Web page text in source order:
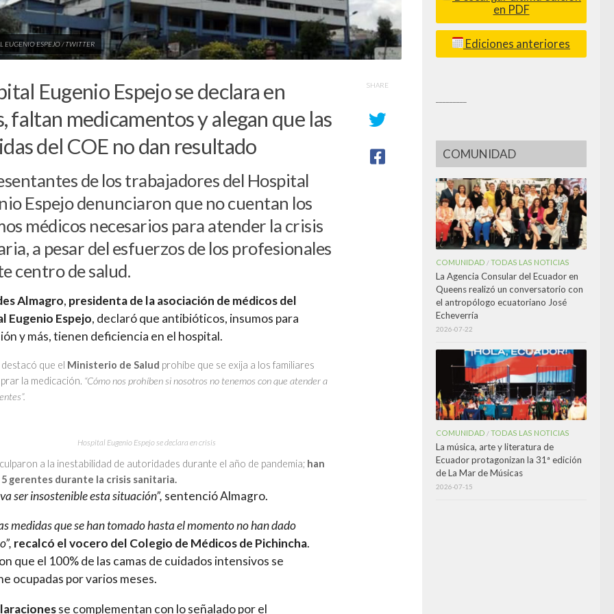
EUGENIO ESPEJO / TWITTER
Eugenio Espejo se declara en
faltan medicamentos y alegan que las
del COE no dan resultado
de los trabajadores del Hospital
Espejo denunciaron que no cuentan los
médicos necesarios para atender la crisis
a pesar del esfuerzos de los profesionales
centro de salud.
Almagro, presidenta de la asociación de médicos del
Eugenio Espejo, declaró que antibióticos, insumos para
y más, tienen deficiencia en el hospital.
destacó que el Ministerio de Salud prohíbe que se exija a los familiares
la medicación. “Cómo nos prohíben si nosotros no tenemos con que atender a
Hospital Eugenio Espejo se declara en crisis
a la inestabilidad de autoridades durante el año de pandemia; han
gerentes durante la crisis sanitaria.
ser insostenible esta situación”, sentenció Almagro.
medidas que se han tomado hasta el momento no han dado
recalcó el vocero del Colegio de Médicos de Pichincha.
que el 100% de las camas de cuidados intensivos se
ocupadas por varios meses.
se complementan con lo señalado por el
SHARE
en PDF
Ediciones anteriores
COMUNIDAD
COMUNIDAD /TODAS LAS NOTICIAS
La Agencia Consular del Ecuador en
Queens realizó un conversatorio con
el antropólogo ecuatoriano José
Echeverría
2026-07-22
COMUNIDAD /TODAS LAS NOTICIAS
La música, arte y literatura de
Ecuador protagonizan la 31ª edición
de La Mar de Músicas
2026-07-15